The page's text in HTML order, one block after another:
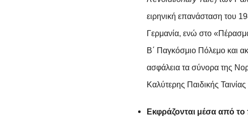
ειρηνική επανάσταση του
Γερμανία, ενώ στο
Β΄ Παγκόσμιο Πόλεμο και
ασφάλεια τα σύνορα της
Καλύτερης Παιδικής
Εκφράζονται μέσα από